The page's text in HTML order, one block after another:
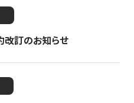
改訂のお知らせ